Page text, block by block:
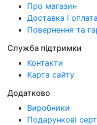
Про магазин
Доставка і оплата
Повернення та
Служба підтримки
Контакти
Карта сайту
Додатково
Виробники
Подарункові